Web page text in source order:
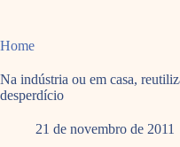
Home
Na indústria ou em casa,
desperdício
21 de novembro de 2011